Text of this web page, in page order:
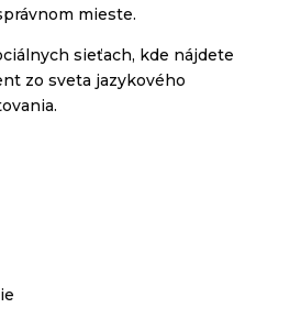
mieste.
sieťach, kde nájdete
zo sveta jazykového